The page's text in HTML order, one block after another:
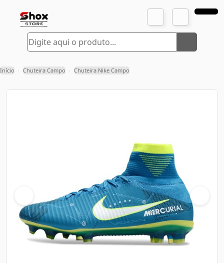
Início › Chuteira Campo › Chuteira Nike Campo